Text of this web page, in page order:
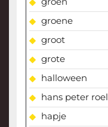
groene
groot
grote
halloween
hans peter roel
hapje